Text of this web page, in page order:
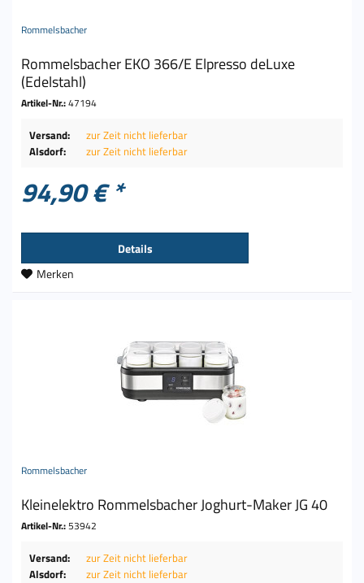
Rommelsbacher
Rommelsbacher EKO 366/E Elpresso deLuxe
(Edelstahl)
Artikel-Nr.:47194
Versand:
zur Zeit nicht lieferbar
Alsdorf:
zur Zeit nicht lieferbar
94,90 € *
Details
Merken
Rommelsbacher
Kleinelektro Rommelsbacher Joghurt-Maker JG 40
Artikel-Nr.:53942
Versand:
zur Zeit nicht lieferbar
Alsdorf:
zur Zeit nicht lieferbar